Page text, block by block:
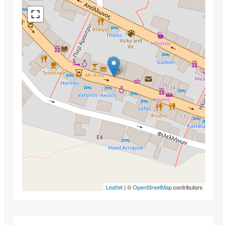
Leaflet | ©OpenStreetMapcontributors